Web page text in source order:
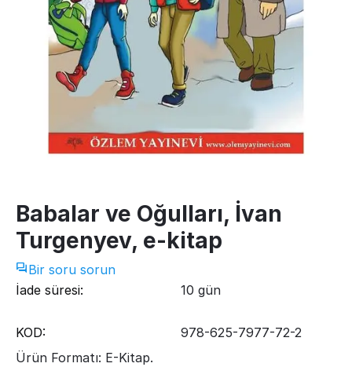
Babalar ve Oğulları, İvan
Turgenyev, e-kitap
Bir soru sorun
İade süresi:
10 gün
KOD:
978-625-7977-72-2
Ürün Formatı: E-Kitap.